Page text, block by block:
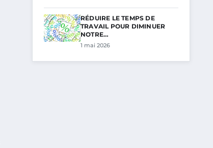
RÉDUIRE LE TEMPS DE
TRAVAIL POUR DIMINUER
NOTRE…
1 mai 2026